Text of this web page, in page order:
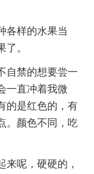
各样的水果当
。
自禁的想要尝一
一直冲着我微
的是红色的，有
。颜色不同，吃
来呢，硬硬的，